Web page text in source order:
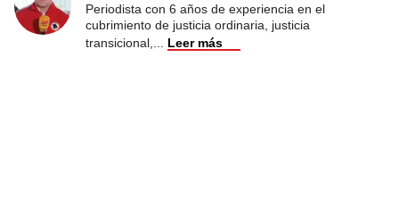
Periodista con 6 años de experiencia en el
cubrimiento de justicia ordinaria, justicia
transicional,
Leer más